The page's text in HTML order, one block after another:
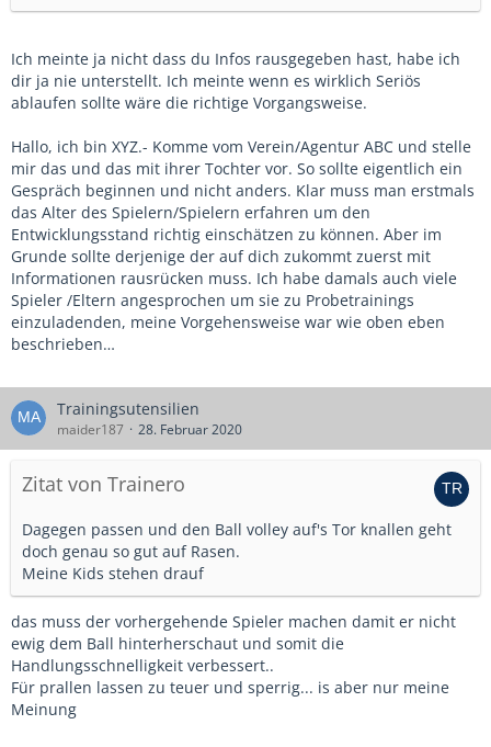
Ich meinte ja nicht dass du Infos rausgegeben hast, habe ich
dir ja nie unterstellt. Ich meinte wenn es wirklich Seriös
ablaufen sollte wäre die richtige Vorgangsweise.
Hallo, ich bin XYZ.- Komme vom Verein/Agentur ABC und stelle
mir das und das mit ihrer Tochter vor. So sollte eigentlich ein
Gespräch beginnen und nicht anders. Klar muss man erstmals
das Alter des Spielern/Spielern erfahren um den
Entwicklungsstand richtig einschätzen zu können. Aber im
Grunde sollte derjenige der auf dich zukommt zuerst mit
Informationen rausrücken muss. Ich habe damals auch viele
Spieler /Eltern angesprochen um sie zu Probetrainings
einzuladenden, meine Vorgehensweise war wie oben eben
beschrieben…
Trainingsutensilien
maider187 28. Februar 2020
Zitat von Trainero
Dagegen passen und den Ball volley auf's Tor knallen geht
doch genau so gut auf Rasen.
Meine Kids stehen drauf
das muss der vorhergehende Spieler machen damit er nicht
ewig dem Ball hinterherschaut und somit die
Handlungsschnelligkeit verbessert..
Für prallen lassen zu teuer und sperrig... is aber nur meine
Meinung